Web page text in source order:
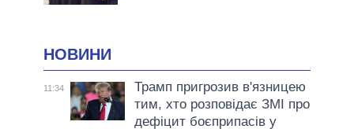
НОВИНИ
11:34
Трамп пригрозив в'язницею
тим, хто розповідає ЗМІ про
дефіцит боєприпасів у